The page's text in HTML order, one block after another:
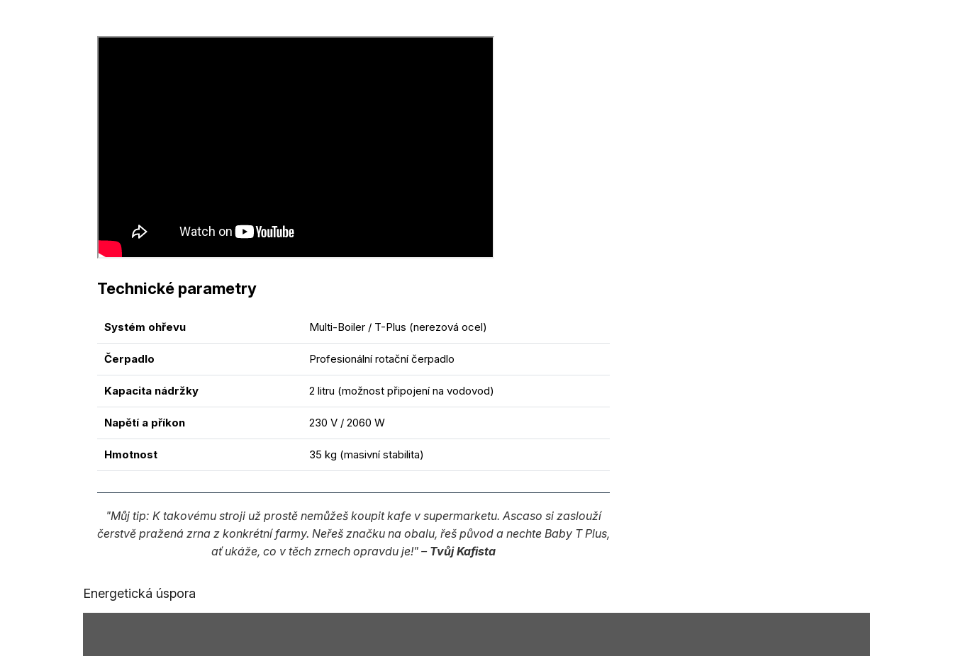
Technické parametry
Systém ohřevu Multi-Boiler / T-Plus (nerezová ocel)
Čerpadlo Profesionální rotační čerpadlo
Kapacita nádržky 2 litru (možnost připojení na vodovod)
Napětí a příkon 230 V / 2060 W
Hmotnost 35 kg (masivní stabilita)
"Můj tip: K takovému stroji už prostě nemůžeš koupit kafe v supermarketu. Ascaso si zaslouží
čerstvě pražená zrna z konkrétní farmy. Neřeš značku na obalu, řeš původ a nechte Baby T Plus,
ať ukáže, co v těch zrnech opravdu je!" – Tvůj Kafista
Energetická úspora